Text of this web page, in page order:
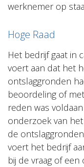
werknemer op
Hoge Raad
Het bedrijf gaat in
voert aan dat het
ontslaggronden
beoordeling of
reden was
onderzoek van
de
voert het bedrijf
bij de vraag of